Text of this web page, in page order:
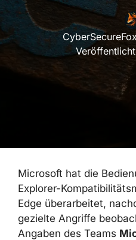
Microsoft hat die
Explorer-
Edge überarbeitet,
gezielte Angriffe
Angaben des Teams